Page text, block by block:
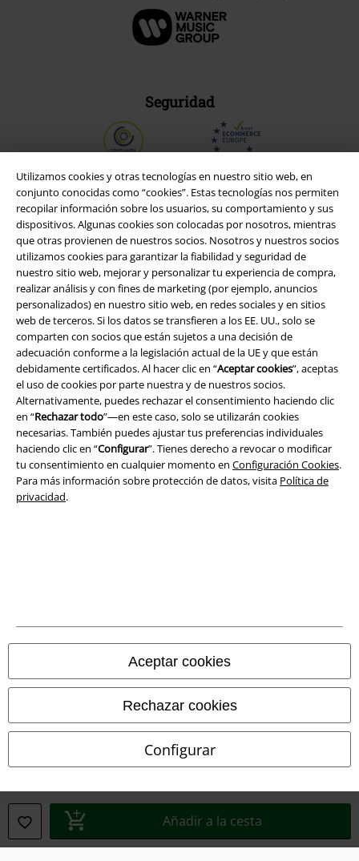
Utilizamos cookies y otras tecnologías en nuestro sitio web, en
conjunto conocidas como “cookies”. Estas tecnologías nos permiten
recopilar información sobre los usuarios, su comportamiento y sus
dispositivos. Algunas cookies son colocadas por nosotros, mientras
que otras provienen de nuestros socios. Nosotros y nuestros socios
utilizamos cookies para garantizar la fiabilidad y seguridad de
nuestro sitio web, mejorar y personalizar tu experiencia de compra,
realizar análisis y con fines de marketing (por ejemplo, anuncios
personalizados) en nuestro sitio web, en redes sociales y en sitios
web de terceros. Si los datos se transfieren a los EE. UU., solo se
comparten con socios que están sujetos a una decisión de
adecuación conforme a la legislación actual de la UE y que están
debidamente certificados. Al hacer clic en “Aceptar cookies”, aceptas
el uso de cookies por parte nuestra y de nuestros socios.
Alternativamente, puedes rechazar el consentimiento haciendo clic
en “Rechazar todo”—en este caso, solo se utilizarán cookies
necesarias. También puedes ajustar tus preferencias individuales
haciendo clic en “Configurar”. Tienes derecho a revocar o modificar
tu consentimiento en cualquier momento en Configuración Cookies.
Para más información sobre protección de datos, visita Política de
privacidad.
Aceptar cookies
Rechazar cookies
Configurar
Añadir a la cesta
Seguridad
Legal
Términos y Condiciones
Aviso Legal
Ley protección de datos
Eliminación de residuos y protección del medioambiente
Declaración de Conformidad
© 1986-2026 E.M.P. Merchandising HGmbH
Tiendas EMP online
EMP International
EMP France
EMP Deutschland